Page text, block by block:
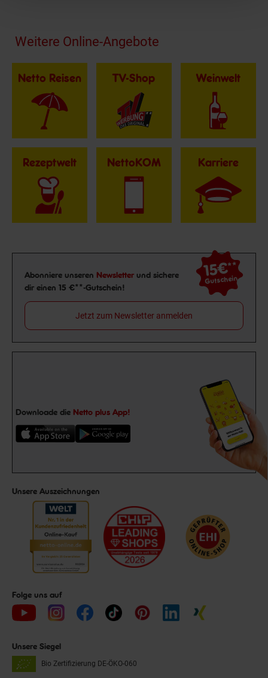
Fußzeile
Weitere Online-Angebote
Netto Reisen TV-Shop Weinwelt
Rezeptwelt NettoKOM Karriere
Newsletter Anmeldung
Abonniere unseren Newsletter und sichere
dir einen 15 €**-Gutschein!
15€**
Gutschein
Jetzt zum Newsletter anmelden
Downloade die Netto plus App!
Unsere Auszeichnungen
Folge uns auf
Unsere Siegel
Bio Zertifizierung DE-ÖKO-060